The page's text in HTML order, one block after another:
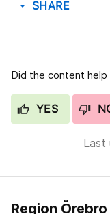
arrow_drop_down SHARE
Did the content help
YES
Last
Region